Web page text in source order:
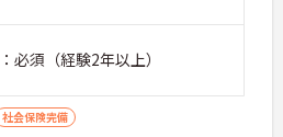
必須（経験2年以上）
社会保険完備